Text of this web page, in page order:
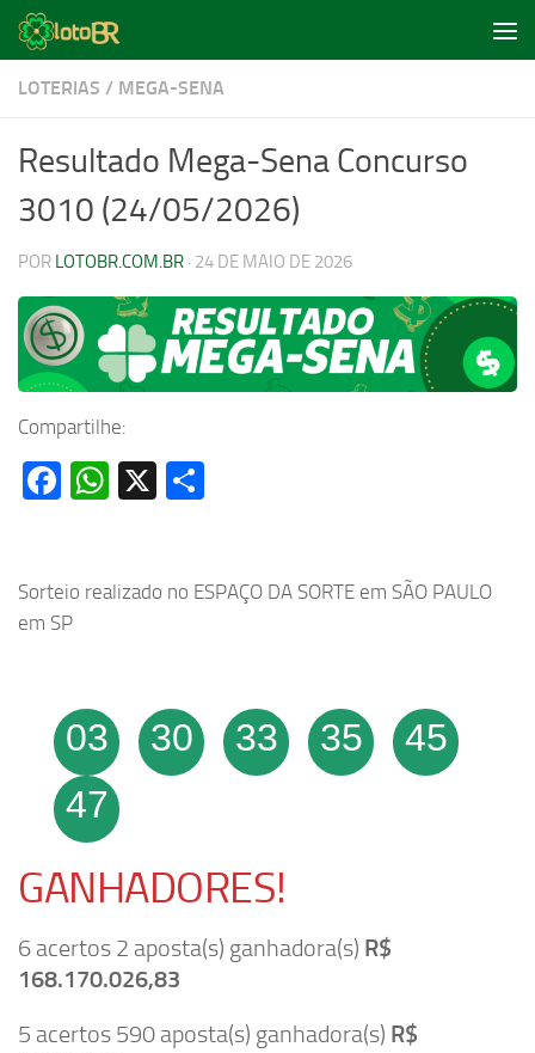
Skip to content
LOTERIAS / MEGA-SENA
Resultado Mega-Sena Concurso
3010 (24/05/2026)
POR LOTOBR.COM.BR · 24 DE MAIO DE 2026
Compartilhe:
Facebook
WhatsApp
X
Sorteio realizado no ESPAÇO DA SORTE em SÃO PAULO
em SP
03 30 33 35
45
47
GANHADORES!
6 acertos 2 aposta(s) ganhadora(s) R$
168.170.026,83
5 acertos 590 aposta(s) ganhadora(s) R$